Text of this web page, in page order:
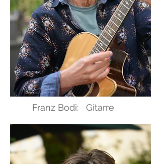
Franz Bodi: Gitarre